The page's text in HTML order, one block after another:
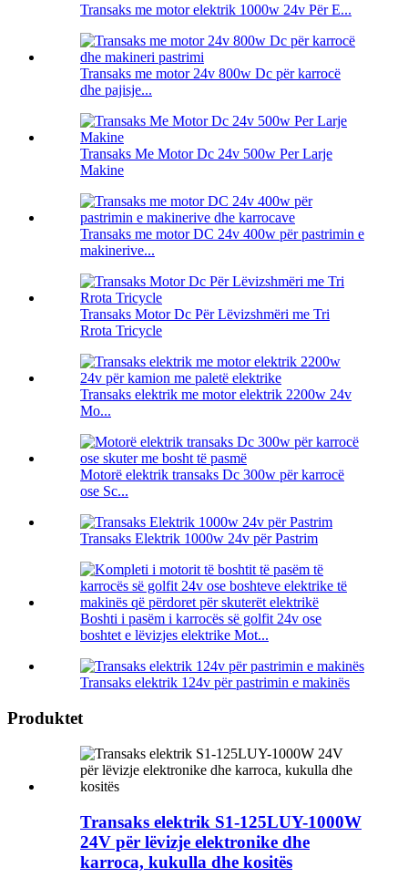
Transaks me motor elektrik 1000w 24v Për E...
Transaks me motor 24v 800w Dc për karrocë
dhe pajisje...
Transaks Me Motor Dc 24v 500w Per Larje
Makine
Transaks me motor DC 24v 400w për pastrimin e
makinerive...
Transaks Motor Dc Për Lëvizshmëri me Tri
Rrota Tricycle
Transaks elektrik me motor elektrik 2200w 24v
Mo...
Motorë elektrik transaks Dc 300w për karrocë
ose Sc...
Transaks Elektrik 1000w 24v për Pastrim
Boshti i pasëm i karrocës së golfit 24v ose
boshtet e lëvizjes elektrike Mot...
Transaks elektrik 124v për pastrimin e makinës
Produktet
Transaks elektrik S1-125LUY-1000W
24V për lëvizje elektronike dhe
karroca, kukulla dhe kositës